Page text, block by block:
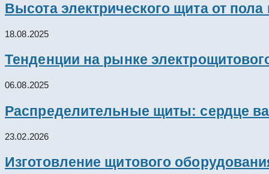
Высота электрического щита от
18.08.2025
Тенденции на рынке
06.08.2025
Распределительные щиты: сердце
23.02.2026
Изготовление щитового